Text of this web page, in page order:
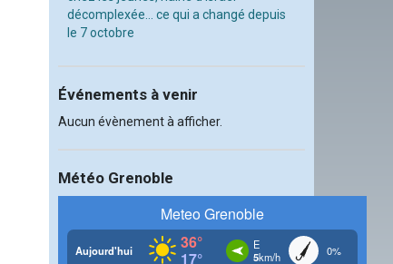
décomplexée… ce qui a changé depuis
le 7 octobre
Événements à venir
Aucun évènement à afficher.
Météo Grenoble